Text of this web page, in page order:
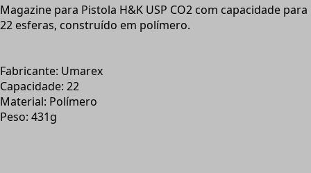
Magazine para Pistola H&K USP CO2 com capacidade para
22 esferas, construído em polímero.
Fabricante: Umarex
Capacidade: 22
Material: Polímero
Peso: 431g